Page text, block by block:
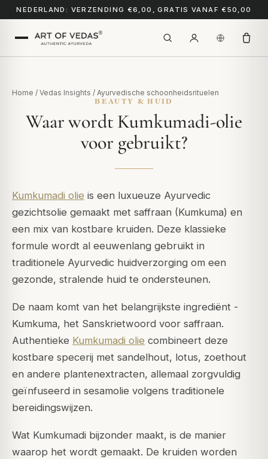
NEDERLAND: VERZENDING €6,00, GRATIS VANAF €50,00
Home / Vedas Insights / Ayurvedische schoonheidsrituelen
BEAUTY & HUID
Waar wordt Kumkumadi-olie
voor gebruikt?
Kumkumadi olie is een luxueuze Ayurvedic
gezichtsolie gemaakt met saffraan (Kumkuma) en
een mix van kostbare kruiden. Deze klassieke
formule wordt al eeuwenlang gebruikt in
traditionele Ayurvedic huidverzorging om een
gezonde, stralende huid te ondersteunen.
De naam komt van het belangrijkste ingrediënt -
Kumkuma, het Sanskrietwoord voor saffraan.
Authentieke Kumkumadi olie combineert deze
kostbare specerij met sandelhout, lotus, zoethout
en andere plantenextracten, allemaal zorgvuldig
geïnfuseerd in sesamolie volgens traditionele
bereidingswijzen.
Wat Kumkumadi bijzonder maakt, is de manier
waarop het wordt gemaakt. De kruiden worden